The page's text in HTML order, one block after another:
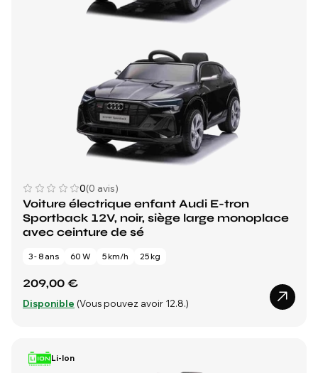
0(0 avis)
Voiture électrique enfant Audi E-tron
Sportback 12V, noir, siège large monoplace
avec ceinture de sé
3 - 8 ans 60 W 5 km/h 25 kg
209,00 €
Disponible (Vous pouvez avoir 12.8.)
Li-Ion